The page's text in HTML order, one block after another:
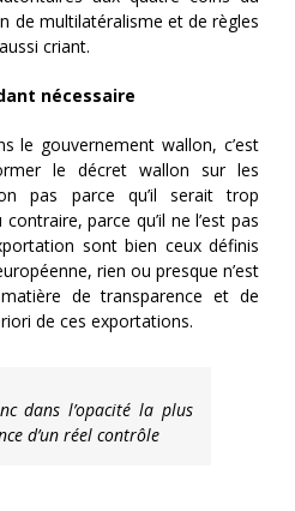
de multilatéralisme et de règles
criant.
nécessaire
le gouvernement wallon, c’est
le décret wallon sur les
pas parce qu’il serait trop
parce qu’il ne l’est pas
sont bien ceux définis
rien ou presque n’est
de transparence et de
de ces exportations.
dans l’opacité la plus
d’un réel contrôle